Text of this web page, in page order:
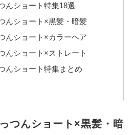
んショート特集18選
んショート×黒髪・暗髪
んショート×カラーヘア
んショート×ストレート
んショート特集まとめ
つんショート×黒髪・暗